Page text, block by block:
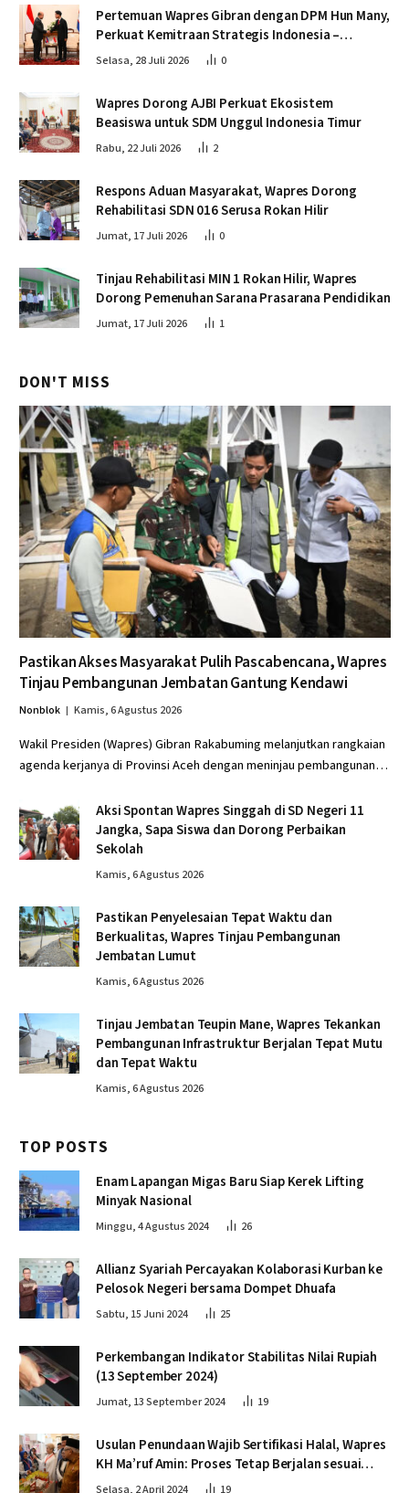
Pertemuan Wapres Gibran dengan DPM Hun Many,
Perkuat Kemitraan Strategis Indonesia –
Kamboja
Selasa, 28 Juli 2026 0
Wapres Dorong AJBI Perkuat Ekosistem
Beasiswa untuk SDM Unggul Indonesia Timur
Rabu, 22 Juli 2026 2
Respons Aduan Masyarakat, Wapres Dorong
Rehabilitasi SDN 016 Serusa Rokan Hilir
Jumat, 17 Juli 2026 0
Tinjau Rehabilitasi MIN 1 Rokan Hilir, Wapres
Dorong Pemenuhan Sarana Prasarana Pendidikan
Jumat, 17 Juli 2026 1
DON'T MISS
Pastikan Akses Masyarakat Pulih Pascabencana, Wapres
Tinjau Pembangunan Jembatan Gantung Kendawi
Nonblok Kamis, 6 Agustus 2026
Wakil Presiden (Wapres) Gibran Rakabuming melanjutkan rangkaian
agenda kerjanya di Provinsi Aceh dengan meninjau pembangunan…
Aksi Spontan Wapres Singgah di SD Negeri 11
Jangka, Sapa Siswa dan Dorong Perbaikan
Sekolah
Kamis, 6 Agustus 2026
Pastikan Penyelesaian Tepat Waktu dan
Berkualitas, Wapres Tinjau Pembangunan
Jembatan Lumut
Kamis, 6 Agustus 2026
Tinjau Jembatan Teupin Mane, Wapres Tekankan
Pembangunan Infrastruktur Berjalan Tepat Mutu
dan Tepat Waktu
Kamis, 6 Agustus 2026
TOP POSTS
Enam Lapangan Migas Baru Siap Kerek Lifting
Minyak Nasional
Minggu, 4 Agustus 2024 26
Allianz Syariah Percayakan Kolaborasi Kurban ke
Pelosok Negeri bersama Dompet Dhuafa
Sabtu, 15 Juni 2024 25
Perkembangan Indikator Stabilitas Nilai Rupiah
(13 September 2024)
Jumat, 13 September 2024 19
Usulan Penundaan Wajib Sertifikasi Halal, Wapres
KH Ma’ruf Amin: Proses Tetap Berjalan sesuai
Penahapan